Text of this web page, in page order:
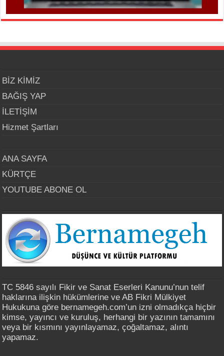
BİZ KİMİZ
BAĞIŞ YAP
İLETİŞİM
Hizmet Şartları
ANA SAYFA
KÜRTÇE
YOUTUBE ABONE OL
TC 5846 sayılı Fikir ve Sanat Eserleri Kanunu’nun telif
haklarına ilişkin hükümlerine ve AB Fikri Mülkiyet
Hukukuna göre bernamegeh.com’un izni olmadıkça hiçbir
kimse, yayıncı ve kuruluş, herhangi bir yazının tamamını
veya bir kısmını yayınlayamaz, çoğaltamaz, alıntı
yapamaz.